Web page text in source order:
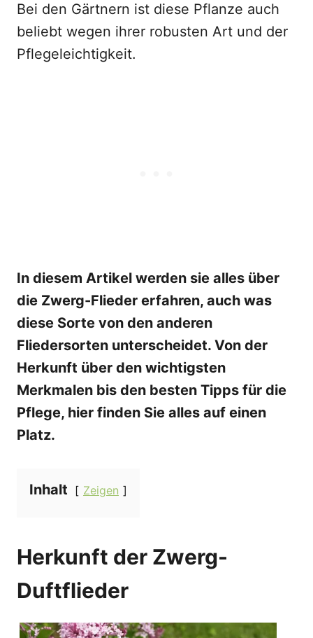
Bei den Gärtnern ist diese Pflanze auch
beliebt wegen ihrer robusten Art und der
Pflegeleichtigkeit.
In diesem Artikel werden sie alles über
die Zwerg-Flieder erfahren, auch was
diese Sorte von den anderen
Fliedersorten unterscheidet. Von der
Herkunft über den wichtigsten
Merkmalen bis den besten Tipps für die
Pflege, hier finden Sie alles auf einen
Platz.
Inhalt Zeigen
Herkunft der Zwerg-
Duftflieder